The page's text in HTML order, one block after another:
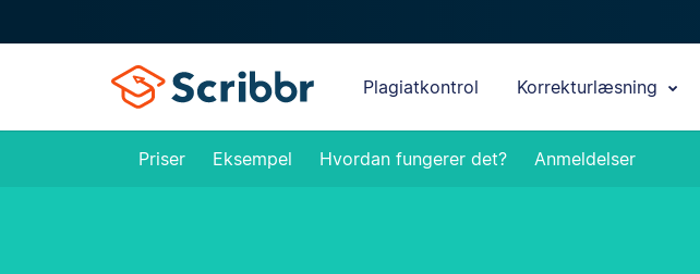
Plagiatkontrol Korrekturlæsning
Priser Eksempel Hvordan fungerer det? Anmeldelser